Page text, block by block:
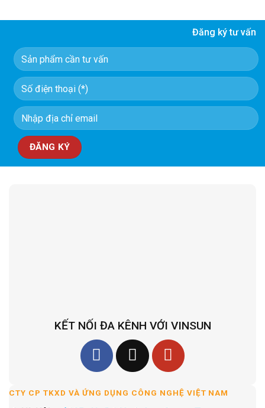
Đăng ký tư vấn
KẾT NỐI ĐA KÊNH VỚI VINSUN
CTY CP TKXD VÀ ỨNG DỤNG CÔNG NGHỆ VIỆT NAM